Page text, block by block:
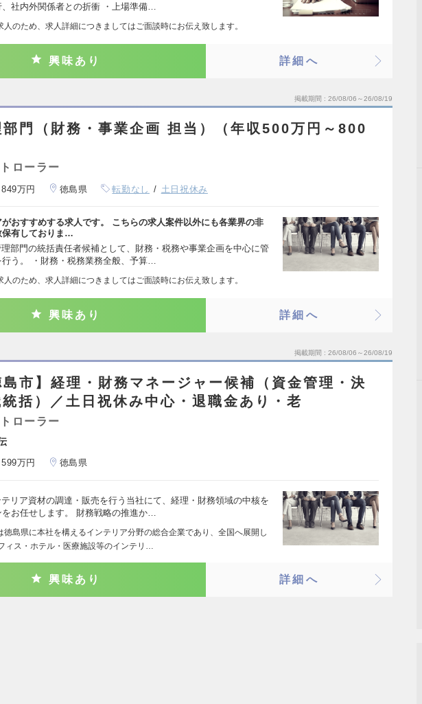
社内外関係者との折衝 ・上場準備…
人のため、求人詳細につきましてはご面談時にお伝え致します。
興味あり 詳細へ
掲載期間 26/08/06～26/08/19
部門（財務・事業企画 担当）（年収500万円～800
ローラー
万円 徳島県 転勤なし 土日祝休み
おすすめする求人です。 こちらの求人案件以外にも各業界の非
保有しておりま…
部門の統括責任者候補として、財務・税務や事業企画を中心に管
行う。 ・財務・税務業務全般、予算…
人のため、求人詳細につきましてはご面談時にお伝え致します。
興味あり 詳細へ
掲載期間 26/08/06～26/08/19
島市】経理・財務マネージャー候補（資金管理・決
括）／土日祝休み中心・退職金あり・老
ローラー
万円 徳島県
リア資材の調達・販売を行う当社にて、経理・財務領域の中核を
お任せします。 財務戦略の推進か…
徳島県に本社を構えるインテリア分野の総合企業であり、全国へ展開し
ィス・ホテル・医療施設等のインテリ…
興味あり 詳細へ